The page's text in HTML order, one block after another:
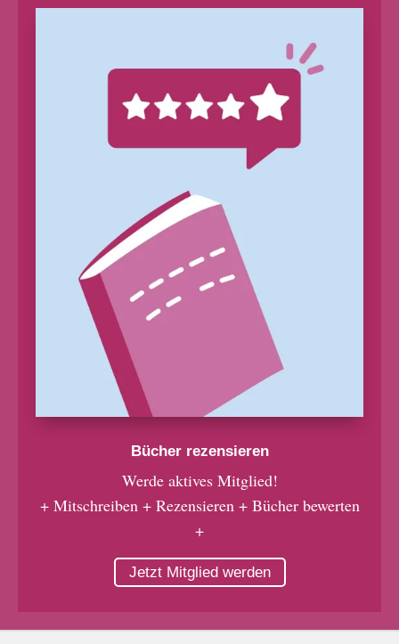
Bücher rezensieren
Werde aktives Mitglied!
+ Mitschreiben + Rezensieren + Bücher bewerten
+
Jetzt Mitglied werden